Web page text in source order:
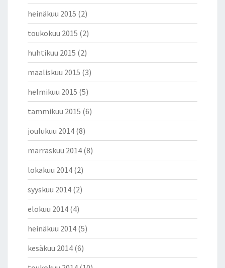
heinäkuu 2015 (2)
toukokuu 2015 (2)
huhtikuu 2015 (2)
maaliskuu 2015 (3)
helmikuu 2015 (5)
tammikuu 2015 (6)
joulukuu 2014 (8)
marraskuu 2014 (8)
lokakuu 2014 (2)
syyskuu 2014 (2)
elokuu 2014 (4)
heinäkuu 2014 (5)
kesäkuu 2014 (6)